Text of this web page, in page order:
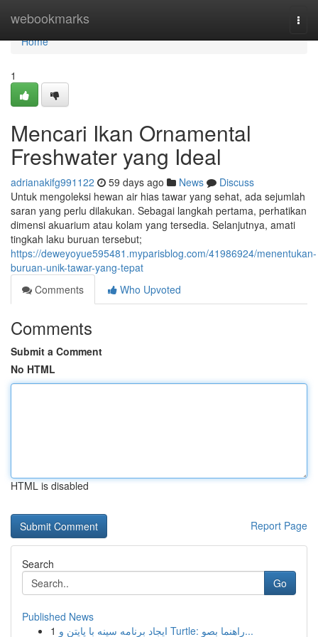
webookmarks
Home
Home
1
Mencari Ikan Ornamental
Freshwater yang Ideal
adrianakifg991122 59 days ago News
Discuss
Untuk mengoleksi hewan air hias tawar yang sehat, ada sejumlah
saran yang perlu dilakukan. Sebagai langkah pertama, perhatikan
dimensi akuarium atau kolam yang tersedia. Selanjutnya, amati
tingkah laku buruan tersebut;
https://deweyoyue595481.myparisblog.com/41986924/menentukan-
buruan-unik-tawar-yang-tepat
Comments
Who Upvoted
Comments
Submit a Comment
No HTML
HTML is disabled
Report Page
Search
Go
Published News
1
ایجاد برنامه سینه با پایتن و Turtle: راهنما بصو...